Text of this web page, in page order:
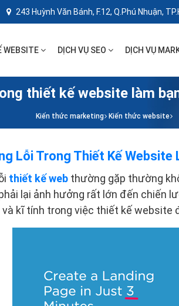
243 Huỳnh Văn Bánh, F.12, Q.Phú Nhuận,
WEBSITE DỊCH VỤ SEO DỊCH VỤ
thiết kế website làm
Kiến thức marketing Kiến thức website
Lỗi Trong Thiết Kế Website
thiết kế web thường gặp thường
lại ảnh hưởng rất lớn đến chiến
và kĩ tính trong việc thiết kế website